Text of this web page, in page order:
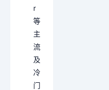
r
等
主
流
及
冷
门